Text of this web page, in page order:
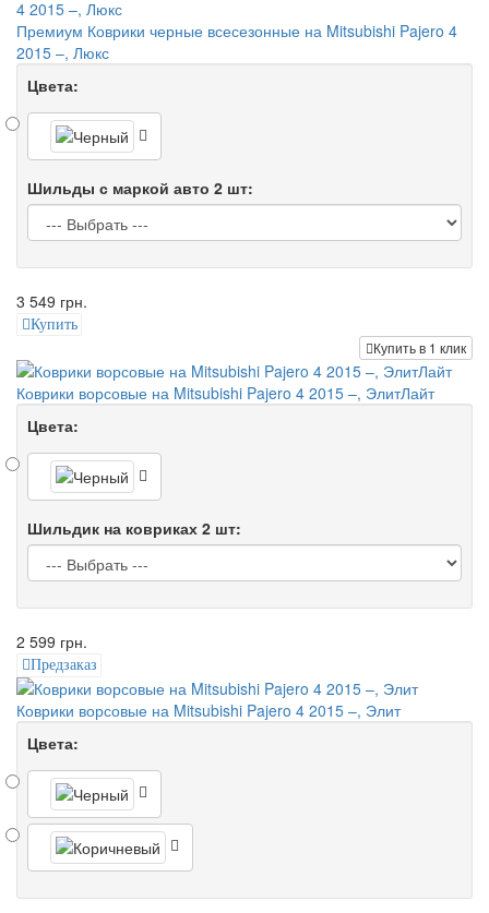
Премиум Коврики черные всесезонные на Mitsubishi Pajero 4
2015 –, Люкс
Цвета:
Шильды с маркой авто 2 шт:
3 549 грн.
Купить
Купить в 1 клик
Коврики ворсовые на Mitsubishi Pajero 4 2015 –, ЭлитЛайт
Цвета:
Шильдик на ковриках 2 шт:
2 599 грн.
Предзаказ
Коврики ворсовые на Mitsubishi Pajero 4 2015 –, Элит
Цвета: